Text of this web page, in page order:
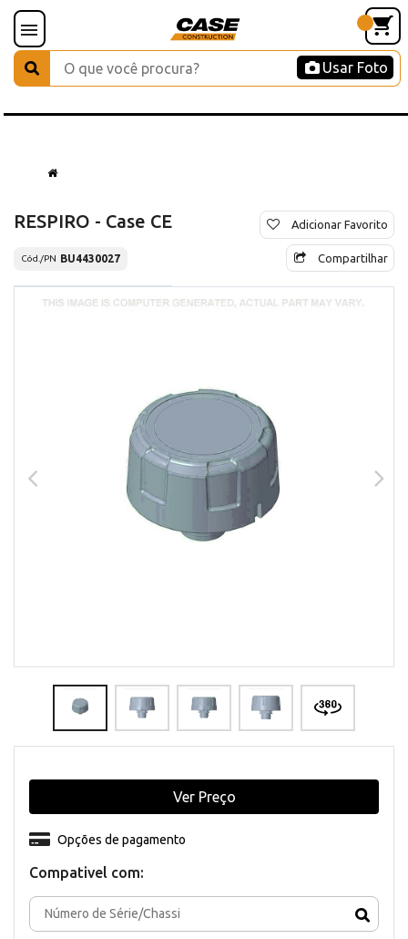
Usar Foto
RESPIRO - Case CE
Cód./PN BU4430027
Adicionar Favorito
Compartilhar
Compativel com:
Opções de pagamento
Ver Preço